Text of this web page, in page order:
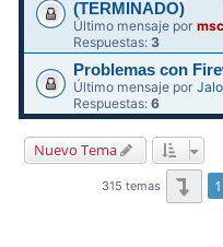
(TERMINADO)
Último mensaje por
Respuestas: 3
Problemas con
Último mensaje por
Respuestas:6
Nuevo Tema
315 temas 1